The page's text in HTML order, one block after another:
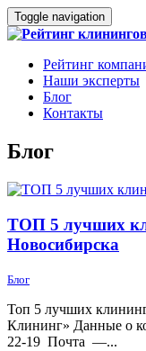
Toggle navigation
Рейтинг
Наши эксперты
Блог
Контакты
Блог
ТОП 5 лучших
Новосибирска
Блог
Топ 5 лучших
Клининг» Данные о
22-19 Почта —...